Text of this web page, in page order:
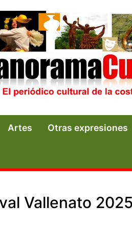
Artes Otras expresiones
Vallenato